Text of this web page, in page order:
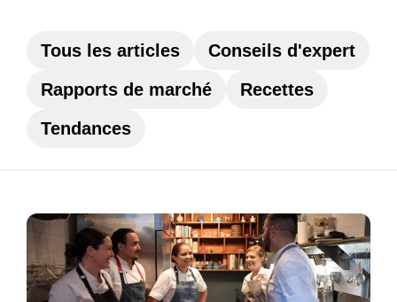
Tous les articles
Conseils d'expert
Rapports de marché
Recettes
Tendances